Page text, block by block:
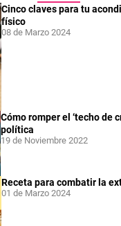
Cinco claves para tu
físico
08 de Marzo 2024
Cómo romper el ‘techo de
política
19 de Noviembre 2022
Receta para combatir la
01 de Marzo 2024